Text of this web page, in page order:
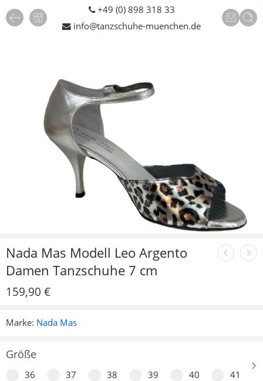
+49 (0) 898 318 33
info@tanzschuhe-muenchen.de
Nada Mas Modell Leo Argento
Damen Tanzschuhe 7 cm
159,90 €
Marke: Nada Mas
Größe
36 37 38 39 40 41